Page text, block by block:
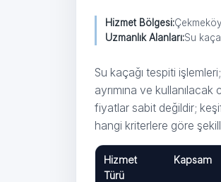
Hizmet Bölgesi:
Uzmanlık Alanları:Su
Su kaçağı
Su kaçağı tespiti
ayrımına ve
fiyatlar sabit değildir;
hangi kriterlere göre
Hizmet
Türü
Kapsam